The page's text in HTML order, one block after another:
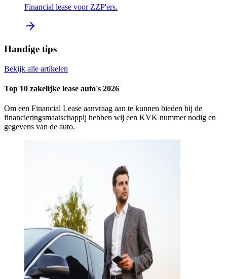
Financial lease voor ZZP'ers.
Handige tips
Bekijk alle artikelen
Top 10 zakelijke lease auto's 2026
Om een Financial Lease aanvraag aan te kunnen bieden bij de
financieringsmaatschappij hebben wij een KVK nummer nodig en
gegevens van de auto.